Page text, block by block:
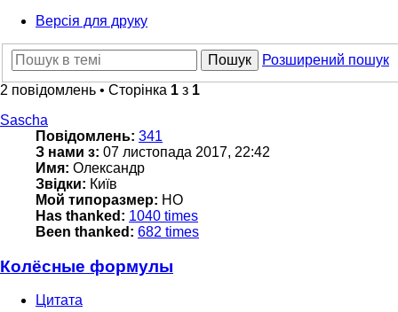
Версія для друку
Пошук
Розширений пошук
2 повідомлень • Сторінка 1 з 1
Sascha
Повідомлень: 341
З нами з: 07 листопада 2017, 22:42
Имя: Олександр
Звідки: Київ
Мой типоразмер: НО
Has thanked: 1040 times
Been thanked: 682 times
Колёсные формулы
Цитата